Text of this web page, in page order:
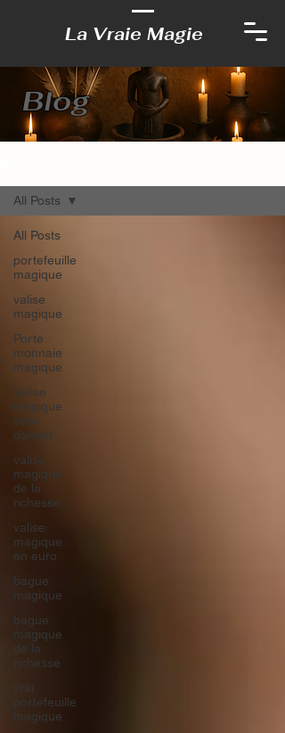
La Vraie Magie
Blog
All Posts
portefeuille
magique
valise
magique
Porte
monnaie
magique
Valise
magique
sans
danger
valise
magique
de la
richesse
valise
magique
en euro
bague
magique
bague
magique
de la
richesse
vrai
portefeuille
magique
All Posts